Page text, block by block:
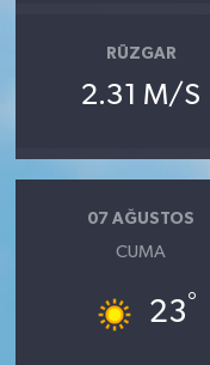
RÜZGAR
2.31 M/S
07 AĞUSTOS
CUMA
23°